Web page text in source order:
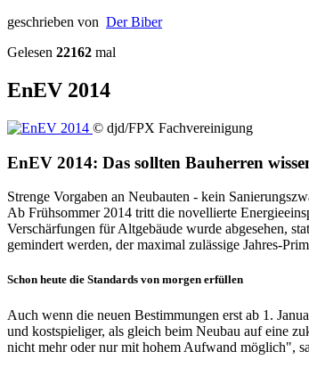
geschrieben von Der Biber
Gelesen 22162 mal
EnEV 2014
© djd/FPX Fachvereinigung
EnEV 2014: Das sollten Bauherren
Strenge Vorgaben an Neubauten - kein
Ab Frühsommer 2014 tritt die novellierte
Verschärfungen für Altgebäude wurde abgesehen,
gemindert werden, der maximal zulässige Jahres-
Schon heute die Standards von morgen erfüllen
Auch wenn die neuen Bestimmungen erst ab 1.
und kostspieliger, als gleich beim Neubau auf eine
nicht mehr oder nur mit hohem Aufwand möglich",